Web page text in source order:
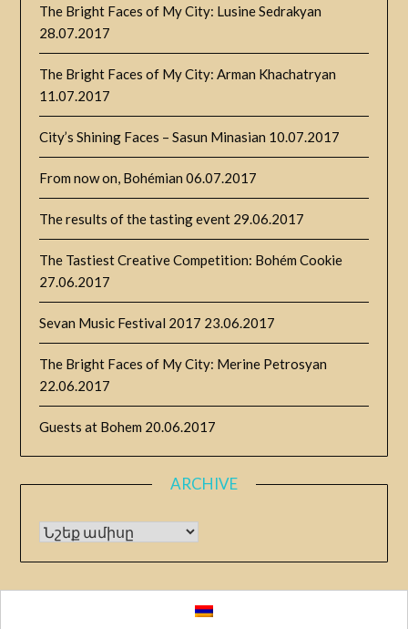
The Bright Faces of My City: Lusine Sedrakyan
28.07.2017
The Bright Faces of My City: Arman Khachatryan
11.07.2017
City’s Shining Faces – Sasun Minasian 10.07.2017
From now on, Bohémian 06.07.2017
The results of the tasting event 29.06.2017
The Tastiest Creative Competition: Bohém Cookie
27.06.2017
Sevan Music Festival 2017 23.06.2017
The Bright Faces of My City: Merine Petrosyan
22.06.2017
Guests at Bohem 20.06.2017
ARCHIVE
Archive